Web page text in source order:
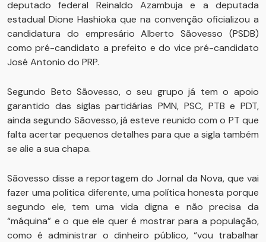
deputado federal Reinaldo Azambuja e a deputada
estadual Dione Hashioka que na convenção oficializou a
candidatura do empresário Alberto Sãovesso (PSDB)
como pré-candidato a prefeito e do vice pré-candidato
José Antonio do PRP.
Segundo Beto Sãovesso, o seu grupo já tem o apoio
garantido das siglas partidárias PMN, PSC, PTB e PDT,
ainda segundo Sãovesso, já esteve reunido com o PT que
falta acertar pequenos detalhes para que a sigla também
se alie a sua chapa.
Sãovesso disse a reportagem do Jornal da Nova, que vai
fazer uma política diferente, uma política honesta porque
segundo ele, tem uma vida digna e não precisa da
“máquina” e o que ele quer é mostrar para a população,
como é administrar o dinheiro público, “vou trabalhar